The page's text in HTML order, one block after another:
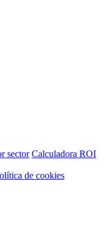
sector Calculadora ROI
de cookies